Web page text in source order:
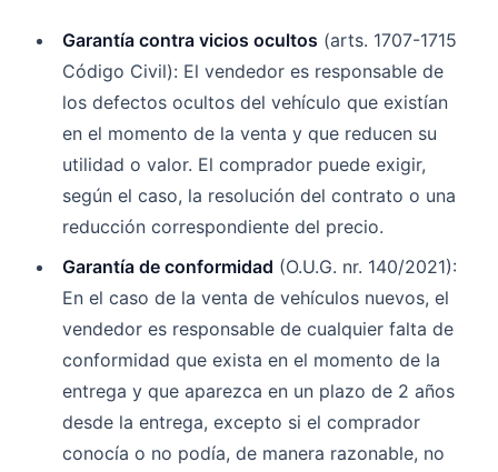
Garantía contra vicios ocultos (arts. 1707-1715
Código Civil): El vendedor es responsable de
los defectos ocultos del vehículo que existían
en el momento de la venta y que reducen su
utilidad o valor. El comprador puede exigir,
según el caso, la resolución del contrato o una
reducción correspondiente del precio.
Garantía de conformidad (O.U.G. nr. 140/2021):
En el caso de la venta de vehículos nuevos, el
vendedor es responsable de cualquier falta de
conformidad que exista en el momento de la
entrega y que aparezca en un plazo de 2 años
desde la entrega, excepto si el comprador
conocía o no podía, de manera razonable, no